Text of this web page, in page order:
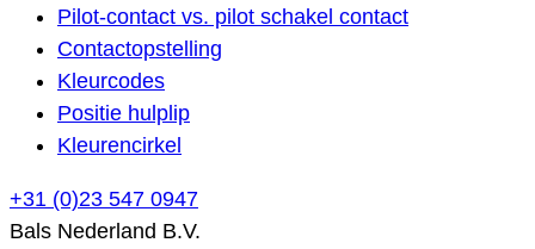
Pilot-contact vs. pilot schakel contact
Contactopstelling
Kleurcodes
Positie hulplip
Kleurencirkel
+31 (0)23 547 0947
Bals Nederland B.V.